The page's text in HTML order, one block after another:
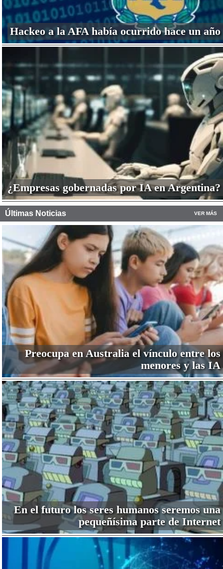
Hackeo a la AFA había ocurrido hace un año
¿Empresas gobernadas por IA en Argentina?
Últimas Noticias VER MÁS
Preocupa en Australia el vínculo entre los
menores y las IA
En el futuro los seres humanos seremos una
pequeñísima parte de Internet